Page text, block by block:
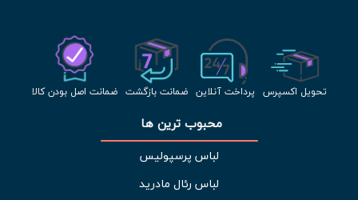
تحویل اکسپرس پرداخت آنلاین ضمانت بازگشت ضمانت اصل بودن کالا
محبوب ترین ها
لباس پرسپولیس
لباس رئال مادرید